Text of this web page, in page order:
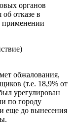
органов
отказе в
применении
обжалования,
(т.е. 18,9% от
урегулирован
по городу
еще до вынесения